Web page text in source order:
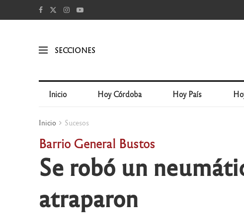
SECCIONES
Inicio Hoy Córdoba Hoy País
Inicio Sucesos
Barrio General Bustos
Se robó un
atraparon